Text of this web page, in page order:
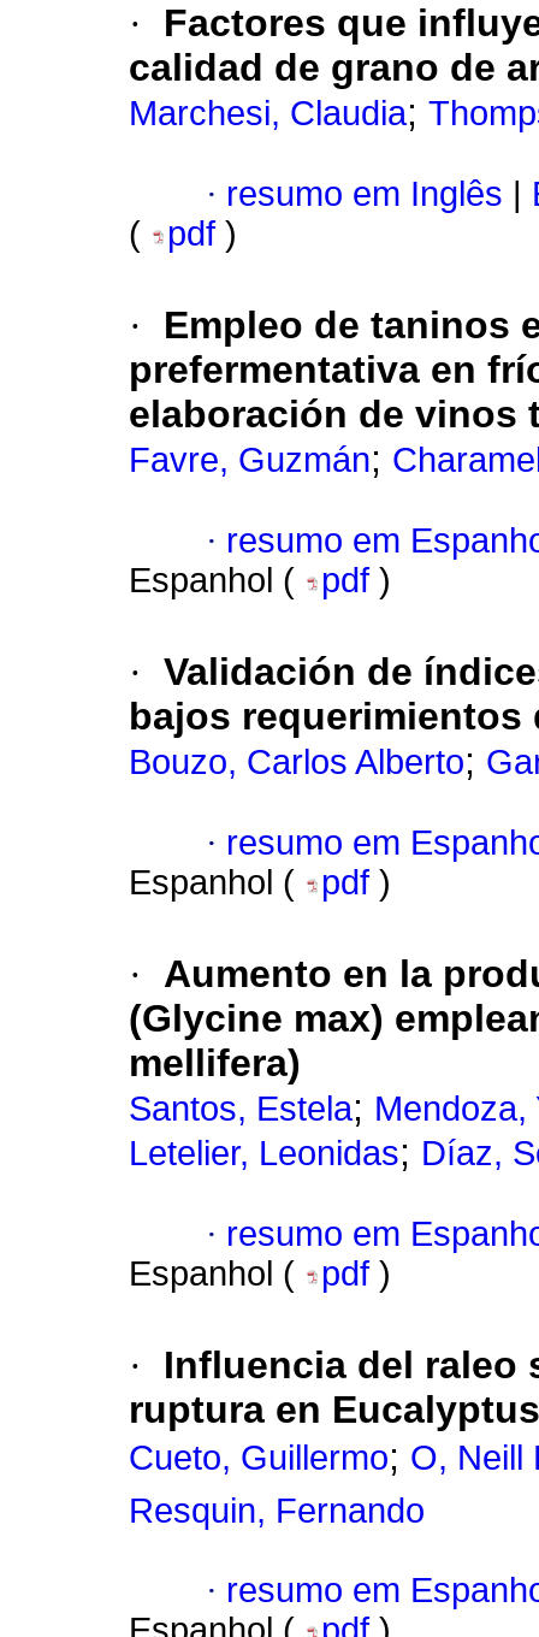
·
Factores que
calidad de grano de
Marchesi, Claudia;
· resumo em Inglês
(
pdf )
·
Empleo de taninos
prefermentativa en
elaboración de vinos
Favre, Guzmán;
· resumo em
Espanhol (
pdf )
· Validación de
bajos requerimientos
Bouzo, Carlos Alberto;
· resumo em
Espanhol (
pdf )
·
Aumento en la
(Glycine max)
mellifera)
Santos, Estela; Mendoza,
Letelier, Leonidas; Díaz,
· resumo em
Espanhol (
pdf )
·
Influencia del raleo
ruptura en
Cueto, Guillermo; O,
Resquin, Fernando
· resumo em